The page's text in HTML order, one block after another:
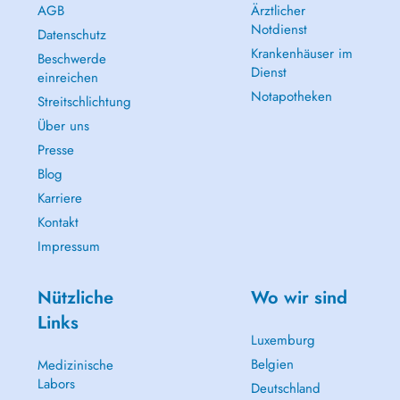
AGB
Datenschutz
Beschwerde
einreichen
Streitschlichtung
Über uns
Presse
Blog
Karriere
Kontakt
Impressum
Ärztlicher
Notdienst
Krankenhäuser im
Dienst
Notapotheken
Nützliche
Links
Medizinische
Labors
Wo wir sind
Luxemburg
Belgien
Deutschland